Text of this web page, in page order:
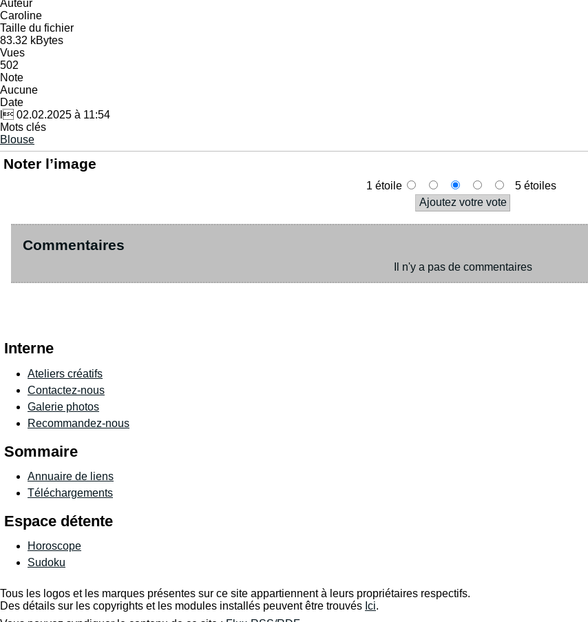
Auteur
Caroline
Taille du fichier
83.32 kBytes
Vues
502
Note
Aucune
Date
l 02.02.2025 à 11:54
Mots clés
Blouse
Noter l’image
1 étoile 5 étoiles
Commentaires
Il n'y a pas de commentaires
Interne
Ateliers créatifs
Contactez-nous
Galerie photos
Recommandez-nous
Sommaire
Annuaire de liens
Téléchargements
Espace détente
Horoscope
Sudoku
Tous les logos et les marques présentes sur ce site appartiennent à leurs propriétaires respectifs.
Des détails sur les copyrights et les modules installés peuvent être trouvés Ici.